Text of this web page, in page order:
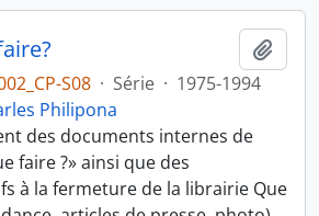
S08 · Série · 1975-1994
Philipona
des documents internes de
faire ?» ainsi que des
à la fermeture de la librairie Que